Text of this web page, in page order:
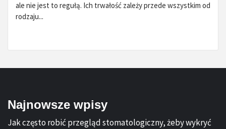
ale nie jest to regułą. Ich trwałość zależy przede wszystkim od
rodzaju...
Najnowsze wpisy
Jak często robić przegląd stomatologiczny, żeby wykryć